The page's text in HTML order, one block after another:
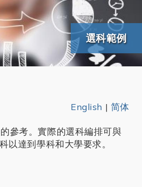
選科範例
English | 简体
參考。實際的選科編排可與
達到學科和大學要求。